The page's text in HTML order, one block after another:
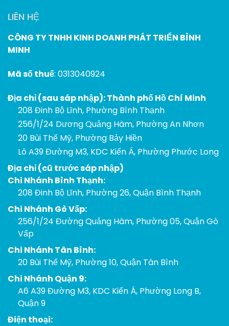
LIÊN HỆ
CÔNG TY TNHH KINH DOANH PHÁT TRIỂN BÌNH
MINH
Mã số thuế: 0313040924
Địa chỉ (sau sáp nhập): Thành phố Hồ Chí Minh
208 Đinh Bộ Lĩnh, Phường Bình Thạnh
256/1/24 Dương Quảng Hàm, Phường An Nhơn
20 Bùi Thế Mỹ, Phường Bảy Hiền
Lô A39 Đường M3, KDC Kiến Á, Phường Phước Long
Địa chỉ (cũ trước sáp nhập)
Chi Nhánh Bình Thạnh:
208 Đinh Bộ Lĩnh, Phường 26, Quận Bình Thạnh
Chi Nhánh Gò Vấp:
256/1/24 Đường Quảng Hàm, Phường 05, Quận Gò
Vấp
Chi Nhánh Tân Bình:
20 Bùi Thế Mỹ, Phường 10, Quận Tân Bình
Chi Nhánh Quận 9:
A6 A39 Đường M3, KDC Kiến Á, Phường Long B,
Quận 9
Điện thoại: